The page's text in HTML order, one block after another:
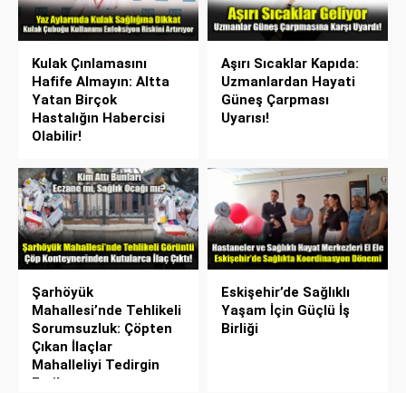
Kulak Çınlamasını
Hafife Almayın: Altta
Yatan Birçok
Hastalığın Habercisi
Olabilir!
Aşırı Sıcaklar Kapıda:
Uzmanlardan Hayati
Güneş Çarpması
Uyarısı!
Şarhöyük
Mahallesi’nde Tehlikeli
Sorumsuzluk: Çöpten
Çıkan İlaçlar
Mahalleliyi Tedirgin
Etti!
Eskişehir’de Sağlıklı
Yaşam İçin Güçlü İş
Birliği